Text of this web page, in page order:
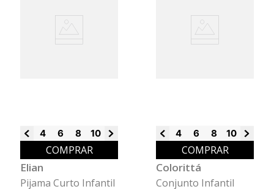
4 6 8 10 12
COMPRAR
Elian
Pijama Curto Infantil
4 6 8 10 12
COMPRAR
Colorittá
Conjunto Infantil